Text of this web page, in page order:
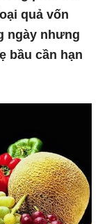
quả vốn
ngày nhưng
bầu cần hạn